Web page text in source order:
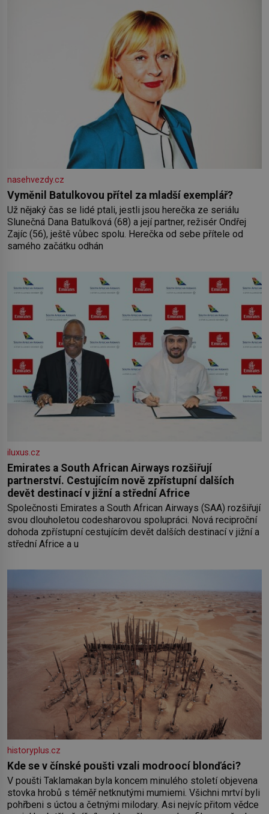
nasehvezdy.cz
Vyměnil Batulkovou přítel za mladší exemplář?
Už nějaký čas se lidé ptali, jestli jsou herečka ze seriálu
Slunečná Dana Batulková (68) a její partner, režisér Ondřej
Zajíc (56), ještě vůbec spolu. Herečka od sebe přítele od
samého začátku odhán
iluxus.cz
Emirates a South African Airways rozšiřují
partnerství. Cestujícím nově zpřístupní dalších
devět destinací v jižní a střední Africe
Společnosti Emirates a South African Airways (SAA) rozšiřují
svou dlouholetou codesharovou spolupráci. Nová reciproční
dohoda zpřístupní cestujícím devět dalších destinací v jižní a
střední Africe a u
historyplus.cz
Kde se v čínské poušti vzali modroocí blonďáci?
V poušti Taklamakan byla koncem minulého století objevena
stovka hrobů s téměř netknutými mumiemi. Všichni mrtví byli
pohřbeni s úctou a četnými milodary. Asi nejvíc přitom vědce